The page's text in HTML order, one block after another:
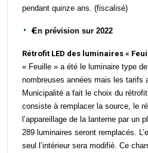
pendant quinze ans. (fiscalisé)
En prévision sur 2022
Rétrofit LED des luminaires « F
« Feuille » a été le luminaire type
nombreuses années mais les tarifs
Municipalité a fait le choix du
consiste à remplacer la source, le
l’appareillage de la lanterne par un
289 luminaires seront remplacés.
seul l’intérieursera modifié. Ce